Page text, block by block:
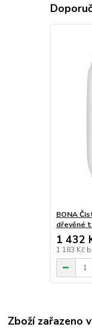
BONA
dřevěné
1 432
1 183 Kč
Zboží zařazeno